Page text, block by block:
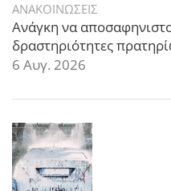
ΑΝΑΚΟΙΝΩΣΕΙΣ
Ανάγκη να
δραστηριότητες
6 Αυγ. 2026